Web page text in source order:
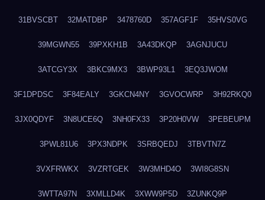
31BVSCBT 32MATDBP 3478760D 357AGF1F 35HVS0VG
39MGWN55 39PXKH1B 3A43DKQP 3AGNJUCU
3ATCGY3X 3BKC9MX3 3BWP93L1 3EQ3JWOM
3F1DPDSC 3F84EALY 3GKCN4NY 3GVOCWRP 3H92RKQ0
3JX0QDYF 3N8UCE6Q 3NH0FX33 3P20H0VW 3PEBEUPM
3PWL81U6 3PX3NDPK 3SRBQEDJ 3TBVTN7Z
3VXFRWKX 3VZRTGEK 3W3MHD4O 3WI8G8SN
3WTTA97N 3XMLLD4K 3XWW9P5D 3ZUNKQ9P